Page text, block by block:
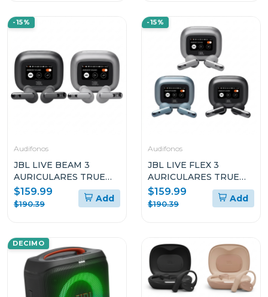
RESISTENTES AL AGUA
-15%
Audifonos
JBL LIVE BEAM 3
AURICULARES TRUE
WIRELESS CON
CANCELACIÓN DE
$159.99
$190.39
Add
-15%
Audifonos
JBL LIVE FLEX 3
AURICULARES TRUE
WIRELESS CON
CANCELACIÓN DE
$159.99
$190.39
Add
DECIMO